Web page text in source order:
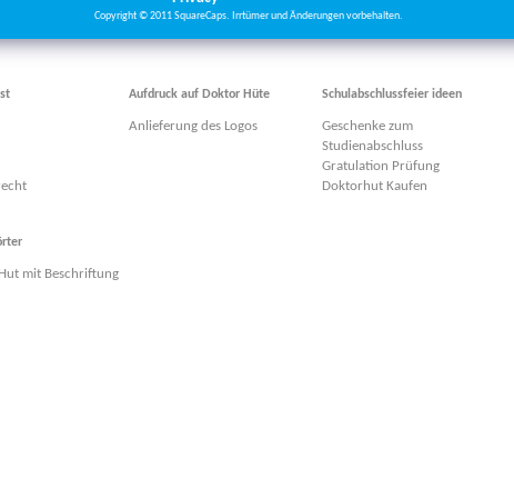
Copyright © 2011 SquareCaps. Irrtümer und Änderungen vorbehalten.
Aufdruck auf Doktor Hüte
Anlieferung des Logos
Schulabschlussfeier ideen
Geschenke zum
Studienabschluss
Gratulation Prüfung
Doktorhut Kaufen
mit Beschriftung